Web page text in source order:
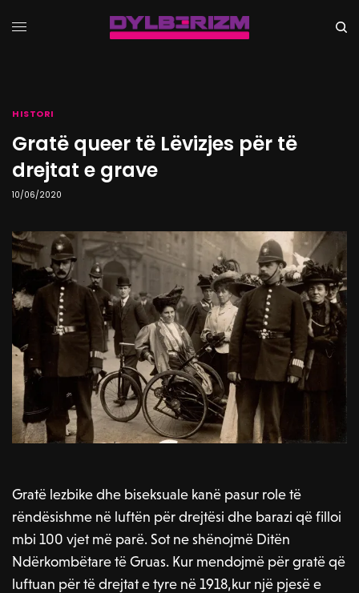
HISTORI
Gratë queer të Lëvizjes për të
drejtat e grave
10/06/2020
Gratë lezbike dhe biseksuale kanë pasur role të
rëndësishme në luftën për drejtësi dhe barazi që filloi
mbi 100 vjet më parë. Sot ne shënojmë Ditën
Ndërkombëtare të Gruas. Kur mendojmë për gratë që
luftuan për të drejtat e tyre në 1918,kur një pjesë e